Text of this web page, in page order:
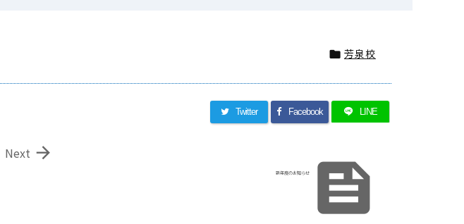
 芳泉校
Twitter Facebook LINE

新年度のお知らせ

Next